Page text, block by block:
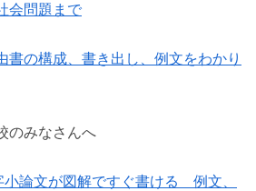
会問題まで
書の構成、書き出し、例文をわかり
のみなさんへ
小論文が図解ですぐ書ける 例文、